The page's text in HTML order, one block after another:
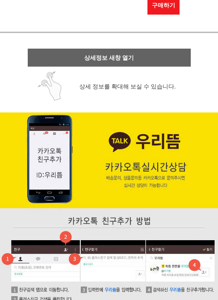
구매하기
상세정보 새창 열기
상세 정보를 확대해 보실 수 있습니다.